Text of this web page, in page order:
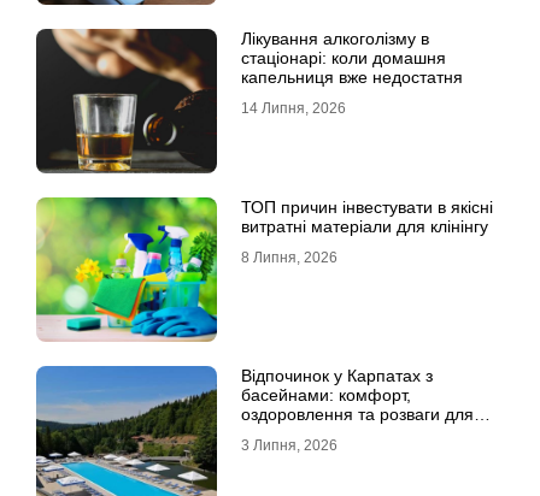
Лікування алкоголізму в
стаціонарі: коли домашня
капельниця вже недостатня
14 Липня, 2026
ТОП причин інвестувати в якісні
витратні матеріали для клінінгу
8 Липня, 2026
Відпочинок у Карпатах з
басейнами: комфорт,
оздоровлення та розваги для
3 Липня, 2026